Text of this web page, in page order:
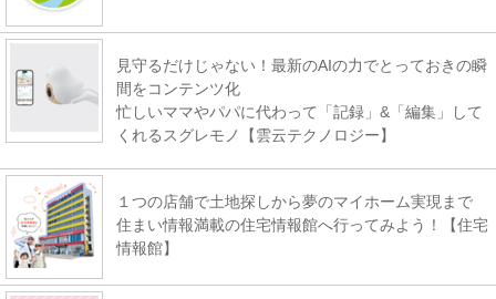
見守るだけじゃない！最新のAIの力でとっておきの瞬
間をコンテンツ化
忙しいママやパパに代わって「記録」&「編集」して
くれるスグレモノ【雲云テクノロジー】
１つの店舗で土地探しから夢のマイホーム実現まで
住まい情報満載の住宅情報館へ行ってみよう！【住宅
情報館】